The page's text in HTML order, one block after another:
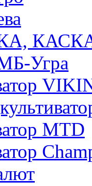
Угра
MTD